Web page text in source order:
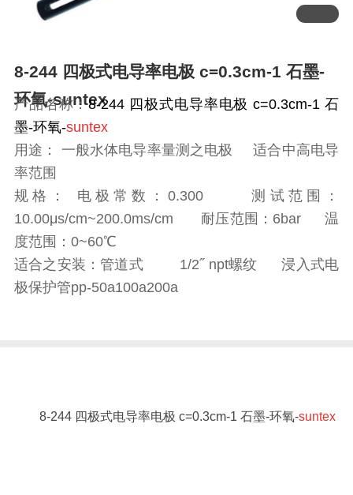
8-244 四极式电导率电极 c=0.3cm-1 石墨-
环氧-suntex
产品名称：8-244 四极式电导率电极 c=0.3cm-1 石
墨-环氧-suntex
用途： 一般水体电导率量测之电极 适合中高电导
率范围
规格： 电极常数：0.300 测试范围：
10.00μs/cm~200.0ms/cm 耐压范围：6bar 温
度范围：0~60℃
适合之安装：管道式 1/2˝ npt螺纹 浸入式电
极保护管pp-50a100a200a
8-244 四极式电导率电极 c=0.3cm-1 石墨-环氧-suntex